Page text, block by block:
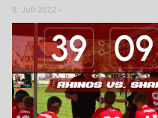
5. Juli 2022